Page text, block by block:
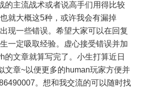
的主流战术或者说高手们用得比较
就大概这5种，或许我会有漏掉
现一些错误。希望大家可以在回复
一定吸取经验。虚心接受错误并加
的文章就算写完了。小生打算近日
文章~以便更多的human玩家方便并
。想和我交流的可以随时找